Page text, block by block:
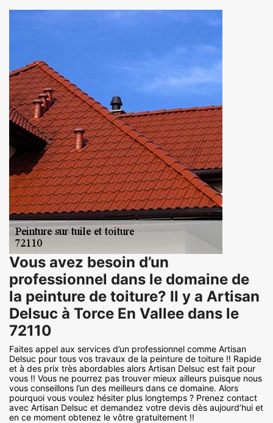
Vous avez besoin d’un
professionnel dans le domaine de
la peinture de toiture? Il y a Artisan
Delsuc à Torce En Vallee dans le
72110
Faites appel aux services d’un professionnel comme Artisan
Delsuc pour tous vos travaux de la peinture de toiture !! Rapide
et à des prix très abordables alors Artisan Delsuc est fait pour
vous !! Vous ne pourrez pas trouver mieux ailleurs puisque nous
vous conseillons l’un des meilleurs dans ce domaine. Alors
pourquoi vous voulez hésiter plus longtemps ? Prenez contact
avec Artisan Delsuc et demandez votre devis dès aujourd’hui et
en ce moment obtenez le vôtre gratuitement !!